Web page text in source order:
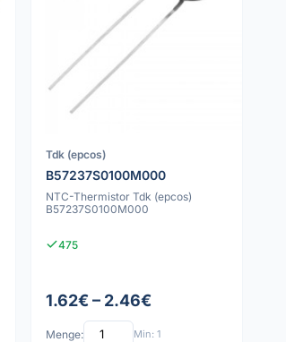
Tdk (epcos)
B57237S0100M000
NTC-Thermistor Tdk (epcos)
B57237S0100M000
475
1.62€ – 2.46€
Menge: Min: 1